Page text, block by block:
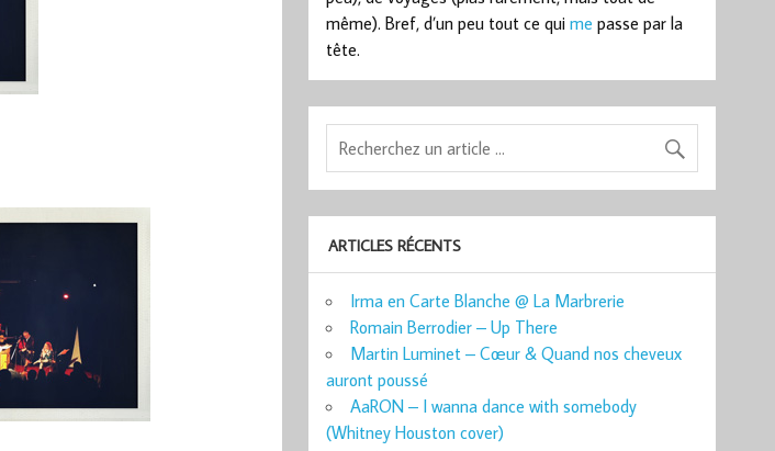
même). Bref, d’un peu tout ce quime passe par la
tête.
ARTICLES RÉCENTS
Irma en Carte Blanche @ La Marbrerie
Romain Berrodier – Up There
Martin Luminet – Cœur & Quand nos cheveux
auront poussé
AaRON – I wanna dance with somebody
(Whitney Houston cover)